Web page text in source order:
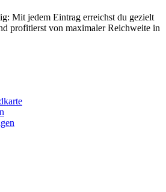
Mit jedem Eintrag erreichst du gezielt
profitierst von maximaler Reichweite in